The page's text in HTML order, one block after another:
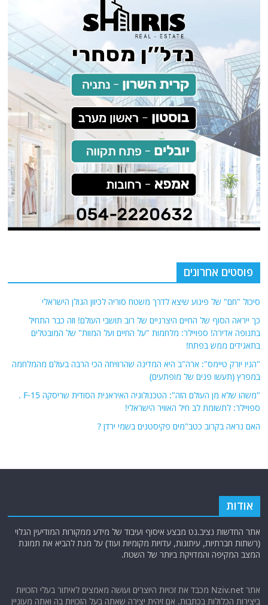
פוסטים אחרונים
סיכול "חם" של פיגוע שיצא לדרך משטח סוריה לכיוון הגולן הישראלי
כך ייראה הסוף של החיים היצרניים של רוב תושבי העולם! וזה כבר התחיל
בתנופה אדירה! ספויילר: מלחמות "על החיים ועל המוות" של המובטלים
בתאגידים ממש בפתח!
"הניו יורק טיימס": ארה"ב היא המדינה שהרוויחה הכי הרבה בעולם מהמלחמה
במפרץ (תעשו פנים של מופתעים)
"משהו שלא מן העולם הזה": הטכנולוגיה האיראנית הסודית שריסקה F-15 .
ספויילר: לתשומת לב חיל האוויר הישראלי!
האם נראה בקרוב כטב"מים פקיסטנים בשמי ירדן ?
אודות
אתר החדשות נציב.נט מבצע איסוף ועיבוד של מידע ממקורות המודיעין הגלוי
(רשתות חברתיות, עיתונות, עדויות מקומיות ועוד) על מנת להביא את תמונת
המצב המקיפה והמדויקת ביותר של השטח.
אתר Nziv.net מכבד את זכויות היוצרים ועושה מאמצים לאיתור בעלי הזכויות
ביצירות הכלולות בכתבות. אם זיהית יצירה שאתה בעל הזכויות בה ואתה מעוניין